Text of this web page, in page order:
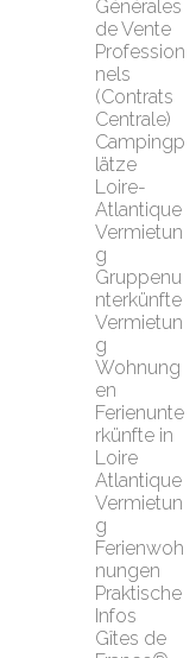
Générales
de Vente
Profession
nels
(Contrats
Centrale)
Campingp
lätze
Loire-
Atlantique
Vermietun
g
Gruppenu
nterkünfte
Vermietun
g
Wohnung
en
Ferienunte
rkünfte in
Loire
Atlantique
Vermietun
g
Ferienwoh
nungen
Praktische
Infos
Gîtes de